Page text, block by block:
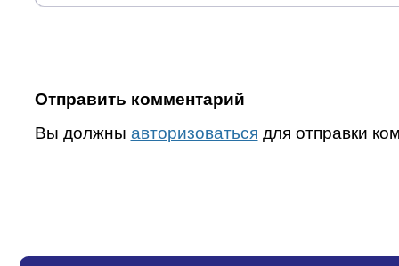
Отправить комментарий
Вы должны авторизоваться для отправки